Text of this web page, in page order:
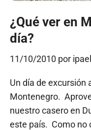
¿Qué ver en
día?
11/10/2010 por
Un día de excursión
Montenegro.
nuestro casero en
este país. Como no